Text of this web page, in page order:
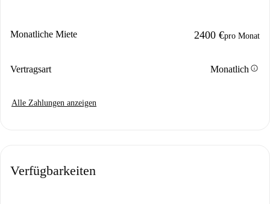
Monatliche Miete 2400 €pro Monat
Vertragsart Monatlich info
Alle Zahlungen anzeigen
Verfügbarkeiten